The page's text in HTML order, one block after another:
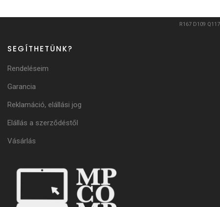
R167 D109 Q117
SEGÍTHETÜNK?
Rendeléseim
Garancia
Reklamáció, elállási jog
Elállás a szerződéstől
Vásárlás